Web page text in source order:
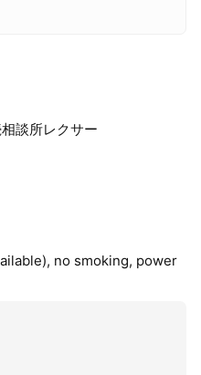
談所レクサー
no smoking, power